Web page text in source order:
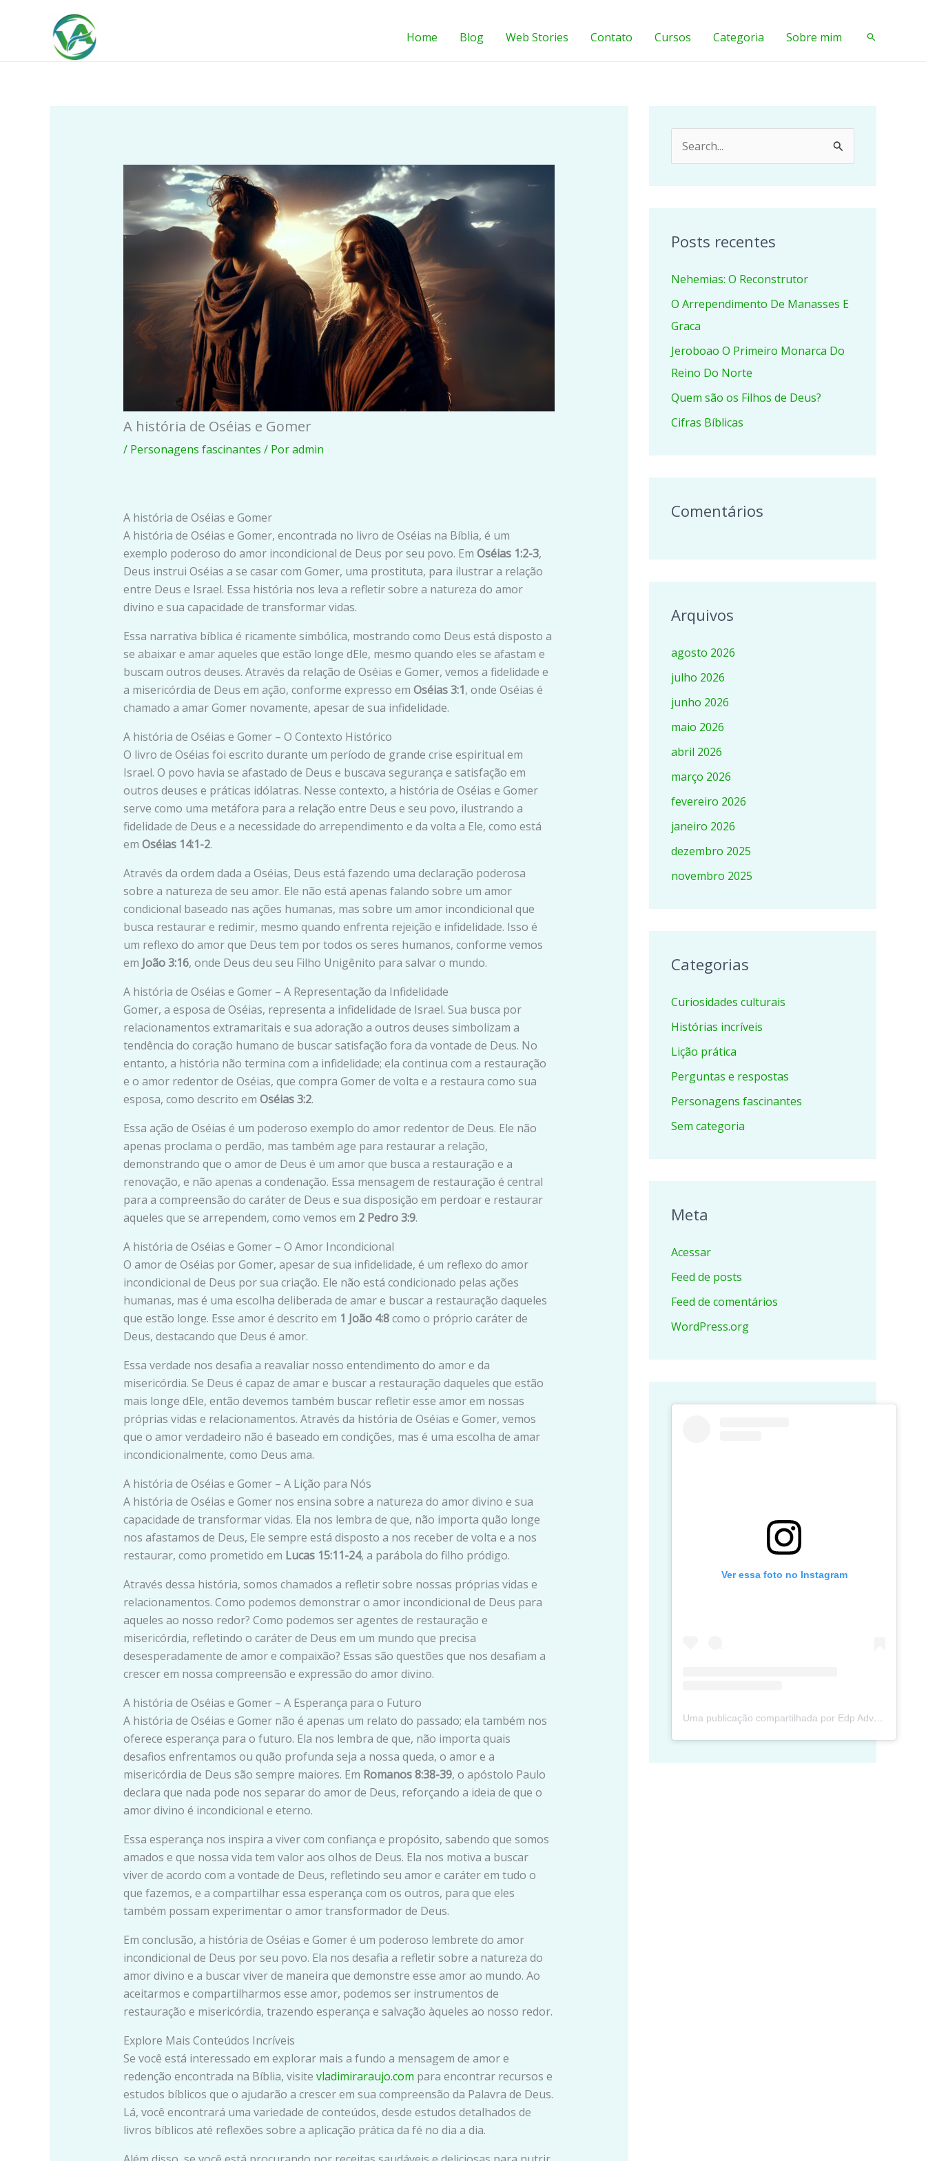
Home Blog Web Stories Contato Cursos Categoria Sobre mim Pesquisar
A história de Oséias e Gomer
/ Personagens fascinantes / Poradmin
A história de Oséias e Gomer
A história de Oséias e Gomer, encontrada no livro de Oséias na Bíblia, é um
exemplo poderoso do amor incondicional de Deus por seu povo. Em Oséias 1:2-3,
Deus instrui Oséias a se casar com Gomer, uma prostituta, para ilustrar a relação
entre Deus e Israel. Essa história nos leva a refletir sobre a natureza do amor
divino e sua capacidade de transformar vidas.
Essa narrativa bíblica é ricamente simbólica, mostrando como Deus está disposto a
se abaixar e amar aqueles que estão longe dEle, mesmo quando eles se afastam e
buscam outros deuses. Através da relação de Oséias e Gomer, vemos a fidelidade e
a misericórdia de Deus em ação, conforme expresso em Oséias 3:1, onde Oséias é
chamado a amar Gomer novamente, apesar de sua infidelidade.
A história de Oséias e Gomer – O Contexto Histórico
O livro de Oséias foi escrito durante um período de grande crise espiritual em
Israel. O povo havia se afastado de Deus e buscava segurança e satisfação em
outros deuses e práticas idólatras. Nesse contexto, a história de Oséias e Gomer
serve como uma metáfora para a relação entre Deus e seu povo, ilustrando a
fidelidade de Deus e a necessidade do arrependimento e da volta a Ele, como está
em Oséias 14:1-2.
Através da ordem dada a Oséias, Deus está fazendo uma declaração poderosa
sobre a natureza de seu amor. Ele não está apenas falando sobre um amor
condicional baseado nas ações humanas, mas sobre um amor incondicional que
busca restaurar e redimir, mesmo quando enfrenta rejeição e infidelidade. Isso é
um reflexo do amor que Deus tem por todos os seres humanos, conforme vemos
em João 3:16, onde Deus deu seu Filho Unigênito para salvar o mundo.
A história de Oséias e Gomer – A Representação da Infidelidade
Gomer, a esposa de Oséias, representa a infidelidade de Israel. Sua busca por
relacionamentos extramaritais e sua adoração a outros deuses simbolizam a
tendência do coração humano de buscar satisfação fora da vontade de Deus. No
entanto, a história não termina com a infidelidade; ela continua com a restauração
e o amor redentor de Oséias, que compra Gomer de volta e a restaura como sua
esposa, como descrito em Oséias 3:2.
Essa ação de Oséias é um poderoso exemplo do amor redentor de Deus. Ele não
apenas proclama o perdão, mas também age para restaurar a relação,
demonstrando que o amor de Deus é um amor que busca a restauração e a
renovação, e não apenas a condenação. Essa mensagem de restauração é central
para a compreensão do caráter de Deus e sua disposição em perdoar e restaurar
aqueles que se arrependem, como vemos em 2 Pedro 3:9.
A história de Oséias e Gomer – O Amor Incondicional
O amor de Oséias por Gomer, apesar de sua infidelidade, é um reflexo do amor
incondicional de Deus por sua criação. Ele não está condicionado pelas ações
humanas, mas é uma escolha deliberada de amar e buscar a restauração daqueles
que estão longe. Esse amor é descrito em 1 João 4:8como o próprio caráter de
Deus, destacando que Deus é amor.
Essa verdade nos desafia a reavaliar nosso entendimento do amor e da
misericórdia. Se Deus é capaz de amar e buscar a restauração daqueles que estão
mais longe dEle, então devemos também buscar refletir esse amor em nossas
próprias vidas e relacionamentos. Através da história de Oséias e Gomer, vemos
que o amor verdadeiro não é baseado em condições, mas é uma escolha de amar
incondicionalmente, como Deus ama.
A história de Oséias e Gomer – A Lição para Nós
A história de Oséias e Gomer nos ensina sobre a natureza do amor divino e sua
capacidade de transformar vidas. Ela nos lembra de que, não importa quão longe
nos afastamos de Deus, Ele sempre está disposto a nos receber de volta e a nos
restaurar, como prometido em Lucas 15:11-24, a parábola do filho pródigo.
Através dessa história, somos chamados a refletir sobre nossas próprias vidas e
relacionamentos. Como podemos demonstrar o amor incondicional de Deus para
aqueles ao nosso redor? Como podemos ser agentes de restauração e
misericórdia, refletindo o caráter de Deus em um mundo que precisa
desesperadamente de amor e compaixão? Essas são questões que nos desafiam a
crescer em nossa compreensão e expressão do amor divino.
A história de Oséias e Gomer – A Esperança para o Futuro
A história de Oséias e Gomer não é apenas um relato do passado; ela também nos
oferece esperança para o futuro. Ela nos lembra de que, não importa quais
desafios enfrentamos ou quão profunda seja a nossa queda, o amor e a
misericórdia de Deus são sempre maiores. Em Romanos 8:38-39, o apóstolo Paulo
declara que nada pode nos separar do amor de Deus, reforçando a ideia de que o
amor divino é incondicional e eterno.
Essa esperança nos inspira a viver com confiança e propósito, sabendo que somos
amados e que nossa vida tem valor aos olhos de Deus. Ela nos motiva a buscar
viver de acordo com a vontade de Deus, refletindo seu amor e caráter em tudo o
que fazemos, e a compartilhar essa esperança com os outros, para que eles
também possam experimentar o amor transformador de Deus.
Em conclusão, a história de Oséias e Gomer é um poderoso lembrete do amor
incondicional de Deus por seu povo. Ela nos desafia a refletir sobre a natureza do
amor divino e a buscar viver de maneira que demonstre esse amor ao mundo. Ao
aceitarmos e compartilharmos esse amor, podemos ser instrumentos de
restauração e misericórdia, trazendo esperança e salvação àqueles ao nosso redor.
Explore Mais Conteúdos Incríveis
Se você está interessado em explorar mais a fundo a mensagem de amor e
redenção encontrada na Bíblia, visite vladimiraraujo.com para encontrar recursos e
estudos bíblicos que o ajudarão a crescer em sua compreensão da Palavra de Deus.
Lá, você encontrará uma variedade de conteúdos, desde estudos detalhados de
livros bíblicos até reflexões sobre a aplicação prática da fé no dia a dia.
u
s
a
r
p
o
r
Posts recentes
Nehemias: O Reconstrutor
O Arrependimento De Manasses E
Graca
Jeroboao O Primeiro Monarca Do
Reino Do Norte
Quem são os Filhos de Deus?
Cifras Bíblicas
Comentários
Arquivos
agosto 2026
julho 2026
junho 2026
maio 2026
abril 2026
março 2026
fevereiro 2026
janeiro 2026
dezembro 2025
novembro 2025
Categorias
Curiosidades culturais
Histórias incríveis
Lição prática
Perguntas e respostas
Personagens fascinantes
Sem categoria
Meta
Acessar
Feed de posts
Feed de comentários
WordPress.org
Ver essa foto no Instagram
Uma publicação compartilhada por Edp Advec Posse (@edpadvecposse)